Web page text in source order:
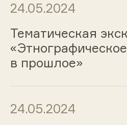
24.05.2024
Тематическая
в прошлое»
24.05.2024